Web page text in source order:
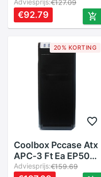
€127.09
€92.79
20% KORTING
Coolbox Pccase Atx
APC-3 Ft Ea EP500
3usb 3.0
Adviesprijs:€159.69